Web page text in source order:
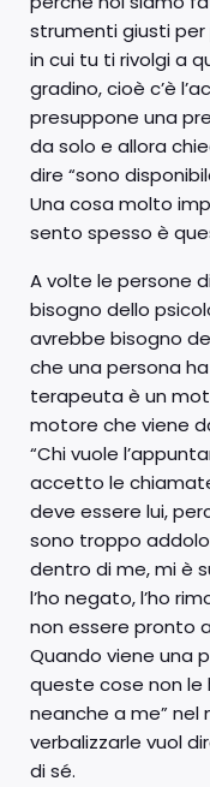
strumenti giusti
in cui tu ti rivolgi a
gradino, cioè c’è
presuppone una
da solo e allora
dire “sono
Una cosa molto
sento spesso è
A volte le persone
bisogno dello
avrebbe bisogno
che una persona
terapeuta è un
motore che viene
“Chi vuole
accetto le
deve essere lui,
sono troppo
dentro di me, mi è
l’ho negato, l’ho
non essere pronto
Quando viene una
queste cose non
neanche a me” nel
verbalizzarle vuol
di sé.